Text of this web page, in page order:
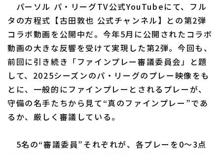
ファーム西地区
交流戦
東北楽天ゴールデンイーグルス
埼玉西武ライオンズ
千葉ロッテマリーンズ
オリックス・バファローズ
福岡ソフトバンクホークス
設定
パーソル パ・リーグTV公式YouTubeにて、フル
タの方程式【古田敦也 公式チャンネル】との第2弾
コラボ動画を公開中だ。今年5月に公開されたコラボ
動画の大きな反響を受けて実現した第2弾。今回も、
前回に引き続き「ファインプレー審議委員会」と題
して、2025シーズンのパ・リーグのプレー映像をも
とに、一般的にファインプレーとされるプレーが、
守備の名手たちから見て“真のファインプレー”であ
るか、厳しく審議している。
5名の“審議委員”それぞれが、各プレーを0〜3点